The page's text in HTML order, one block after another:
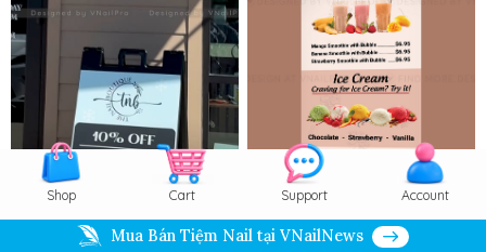
Shop Cart Support Account
Mua Bán Tiệm Nail tại VNailNews